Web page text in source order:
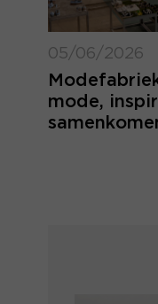
05/06/2026
mode,